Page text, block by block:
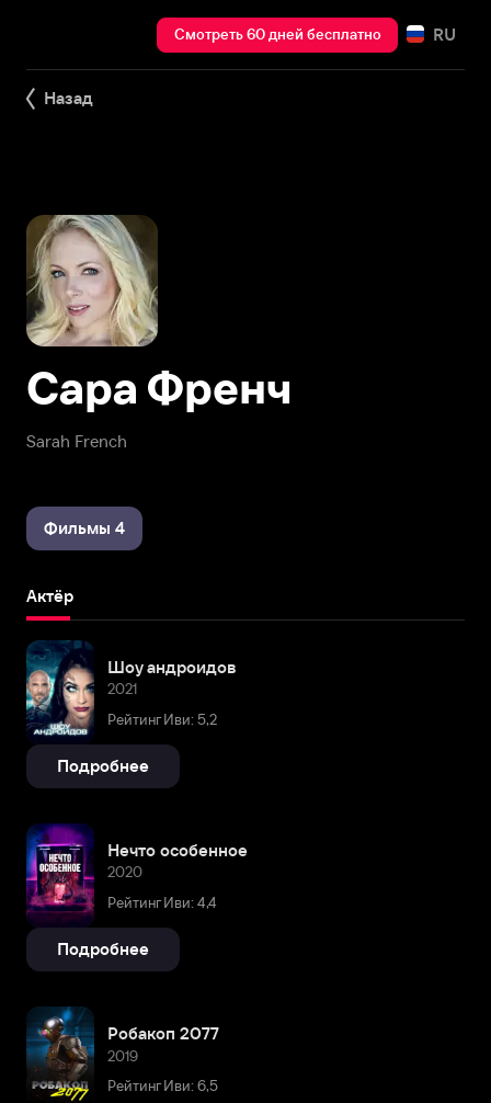
Смотреть 60 дней бесплатно RU
Назад
Sarah French
Сара Френч
Фильмы 4
Актёр
Шоу андроидов
2021
Рейтинг Иви: 5,2
Подробнее
Нечто особенное
2020
Рейтинг Иви: 4,4
Подробнее
Робакоп 2077
2019
Рейтинг Иви: 6,5